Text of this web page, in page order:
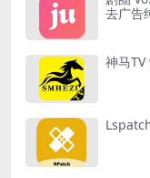
去广告
神马